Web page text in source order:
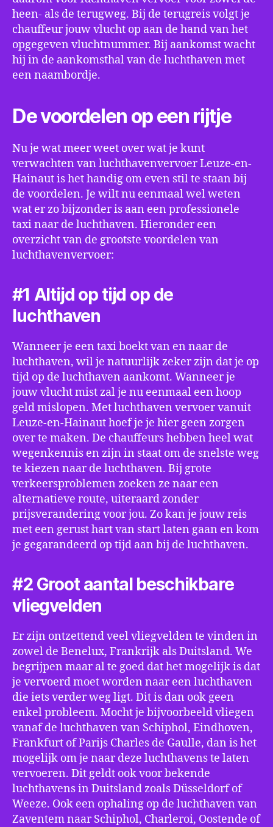
heen- als de terugweg. Bij de terugreis volgt je
chauffeur jouw vlucht op aan de hand van het
opgegeven vluchtnummer. Bij aankomst wacht
hij in de aankomsthal van de luchthaven met
een naambordje.
De voordelen op een rijtje
Nu je wat meer weet over wat je kunt
verwachten van luchthavenvervoer Leuze-en-
Hainaut is het handig om even stil te staan bij
de voordelen. Je wilt nu eenmaal wel weten
wat er zo bijzonder is aan een professionele
taxi naar de luchthaven. Hieronder een
overzicht van de grootste voordelen van
luchthavenvervoer:
#1 Altijd op tijd op de
luchthaven
Wanneer je een taxi boekt van en naar de
luchthaven, wil je natuurlijk zeker zijn dat je op
tijd op de luchthaven aankomt. Wanneer je
jouw vlucht mist zal je nu eenmaal een hoop
geld mislopen. Met luchthaven vervoer vanuit
Leuze-en-Hainaut hoef je je hier geen zorgen
over te maken. De chauffeurs hebben heel wat
wegenkennis en zijn in staat om de snelste weg
te kiezen naar de luchthaven. Bij grote
verkeersproblemen zoeken ze naar een
alternatieve route, uiteraard zonder
prijsverandering voor jou. Zo kan je jouw reis
met een gerust hart van start laten gaan en kom
je gegarandeerd op tijd aan bij de luchthaven.
#2 Groot aantal beschikbare
vliegvelden
Er zijn ontzettend veel vliegvelden te vinden in
zowel de Benelux, Frankrijk als Duitsland. We
begrijpen maar al te goed dat het mogelijk is dat
je vervoerd moet worden naar een luchthaven
die iets verder weg ligt. Dit is dan ook geen
enkel probleem. Mocht je bijvoorbeeld vliegen
vanaf de luchthaven van Schiphol, Eindhoven,
Frankfurt of Parijs Charles de Gaulle, dan is het
mogelijk om je naar deze luchthavens te laten
vervoeren. Dit geldt ook voor bekende
luchthavens in Duitsland zoals Düsseldorf of
Weeze. Ook een ophaling op de luchthaven van
Zaventem naar Schiphol, Charleroi, Oostende of